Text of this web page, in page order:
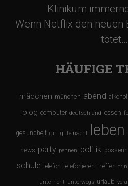
Klinikum
Wenn Netflix den neuen
tötet…
HÄUFIGE
mädchen münchen abend alkohol
blog computer deutschland essen
gesundheit girl gute nacht leben
news party pennen politik
schule telefon telefonieren treffen
unterricht unterwegs urlaub